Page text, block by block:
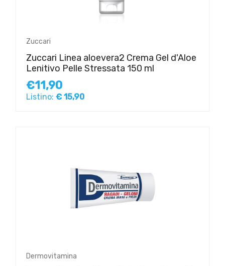
Zuccari
Zuccari Linea aloevera2 Crema Gel d'Aloe
Lenitivo Pelle Stressata 150 ml
€11,90
Listino: € 15,90
Dermovitamina